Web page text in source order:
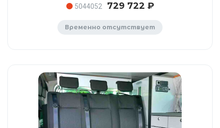
5044052 729 722 ₽
Временно отсутствует